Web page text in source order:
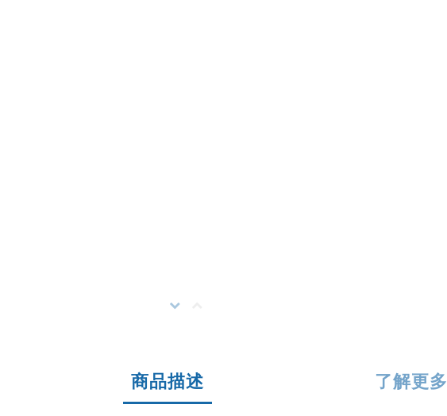
商品描述 了解更多